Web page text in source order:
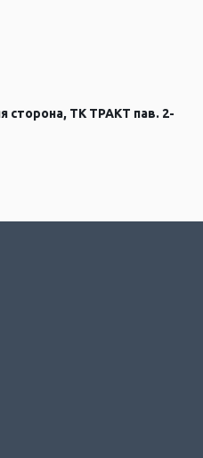
сторона, ТК ТРАКТ пав. 2-